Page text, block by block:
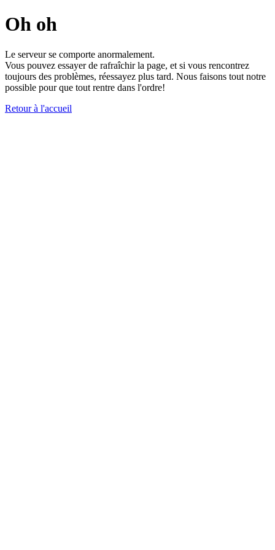
Oh oh
Le serveur se comporte anormalement.
Vous pouvez essayer de rafraîchir la page, et si vous rencontrez
toujours des problèmes, réessayez plus tard. Nous faisons tout notre
possible pour que tout rentre dans l'ordre!
Retour à l'accueil